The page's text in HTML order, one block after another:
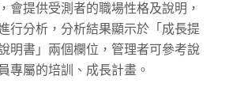
會提供受測者的職場性格及說明，
行分析，分析結果顯示於「成長提
明書」兩個欄位，管理者可參考說
專屬的培訓、成長計畫。